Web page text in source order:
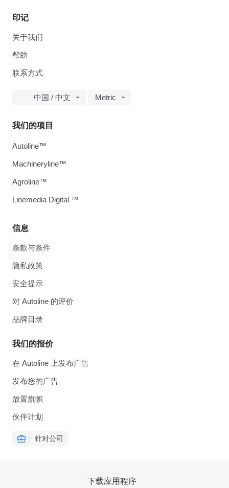
印记
关于我们
帮助
联系方式
中国 / 中文 Metric
信息
条款与条件
隐私政策
安全提示
对 Autoline 的评价
品牌目录
我们的报价
在 Autoline 上发布广告
发布您的广告
放置旗帜
伙伴计划
针对公司
我们的项目
Autoline™
Machineryline™
Agroline™
Linemedia Digital ™
下载应用程序